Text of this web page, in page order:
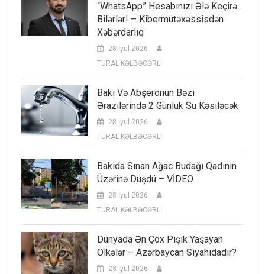
“WhatsApp” Hesabınızı Ələ Keçirə
Bilərlər! – Kibermütəxəssisdən
Xəbərdarlıq
28 İyul 2026
TURAL KƏLBƏCƏRLİ
Bakı Və Abşeronun Bəzi
Ərazilərində 2 Günlük Su Kəsiləcək
28 İyul 2026
TURAL KƏLBƏCƏRLİ
Bakıda Sınan Ağac Budağı Qadının
Üzərinə Düşdü – VİDEO
28 İyul 2026
TURAL KƏLBƏCƏRLİ
Dünyada Ən Çox Pişik Yaşayan
Ölkələr – Azərbaycan Siyahıdadır?
28 İyul 2026